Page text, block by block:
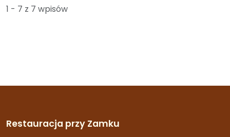
1 - 7 z 7 wpisów
Restauracja przy Zamku